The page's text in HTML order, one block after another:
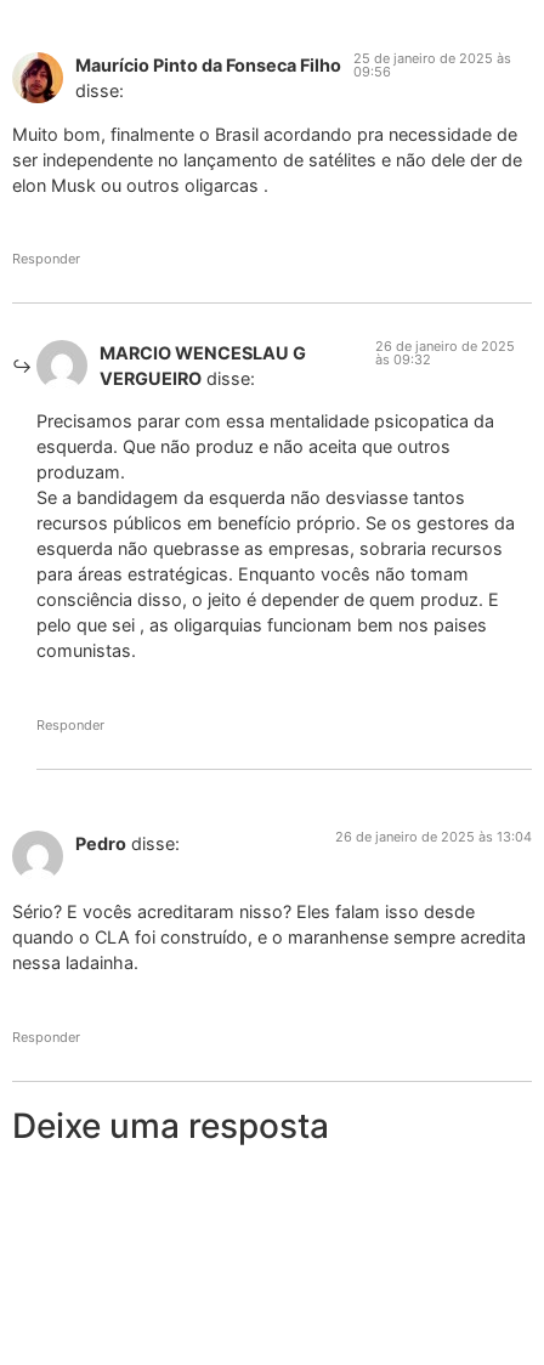
Maurício Pinto da Fonseca Filho
disse:
25 de janeiro de 2025 às
09:56
Muito bom, finalmente o Brasil acordando pra necessidade de
ser independente no lançamento de satélites e não dele der de
elon Musk ou outros oligarcas .
Responder
MARCIO WENCESLAU G
VERGUEIRO disse:
26 de janeiro de 2025
às 09:32
Precisamos parar com essa mentalidade psicopatica da
esquerda. Que não produz e não aceita que outros
produzam.
Se a bandidagem da esquerda não desviasse tantos
recursos públicos em benefício próprio. Se os gestores da
esquerda não quebrasse as empresas, sobraria recursos
para áreas estratégicas. Enquanto vocês não tomam
consciência disso, o jeito é depender de quem produz. E
pelo que sei , as oligarquias funcionam bem nos paises
comunistas.
Responder
Pedro disse: 26 de janeiro de 2025 às 13:04
Sério? E vocês acreditaram nisso? Eles falam isso desde
quando o CLA foi construído, e o maranhense sempre acredita
nessa ladainha.
Responder
Deixe uma resposta